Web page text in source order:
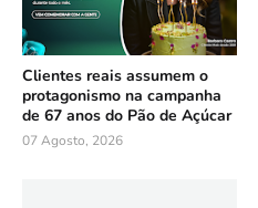
Clientes reais assumem o
protagonismo na campanha
de 67 anos do Pão de Açúcar
07 Agosto, 2026